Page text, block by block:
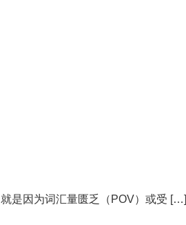
是因为词汇量匮乏（POV）或受 […]